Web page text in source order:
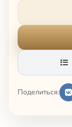
Поделиться: